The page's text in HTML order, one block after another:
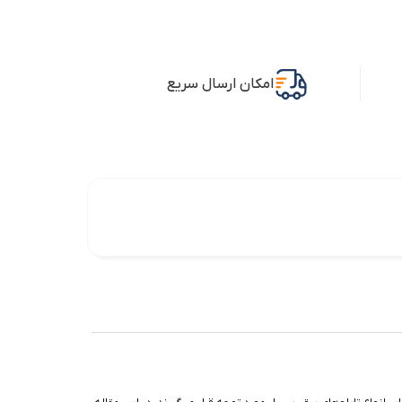
امکان ارسال سریع